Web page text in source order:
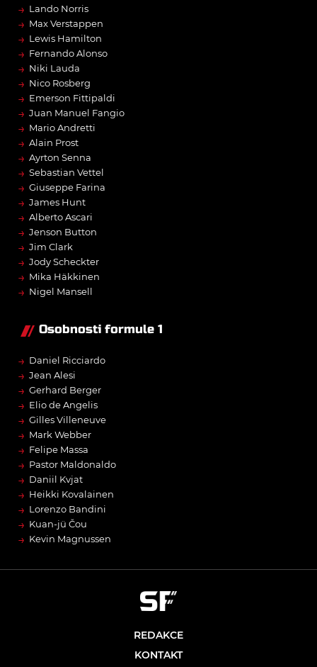
→ Lando Norris
→ Max Verstappen
→ Lewis Hamilton
→ Fernando Alonso
→ Niki Lauda
→ Nico Rosberg
→ Emerson Fittipaldi
→ Juan Manuel Fangio
→ Mario Andretti
→ Alain Prost
→ Ayrton Senna
→ Sebastian Vettel
→ Giuseppe Farina
→ James Hunt
→ Alberto Ascari
→ Jenson Button
→ Jim Clark
→ Jody Scheckter
→ Mika Häkkinen
→ Nigel Mansell
Osobnosti formule 1
→ Daniel Ricciardo
→ Jean Alesi
→ Gerhard Berger
→ Elio de Angelis
→ Gilles Villeneuve
→ Mark Webber
→ Felipe Massa
→ Pastor Maldonaldo
→ Daniil Kvjat
→ Heikki Kovalainen
→ Lorenzo Bandini
→ Kuan-jü Čou
→ Kevin Magnussen
REDAKCE
KONTAKT